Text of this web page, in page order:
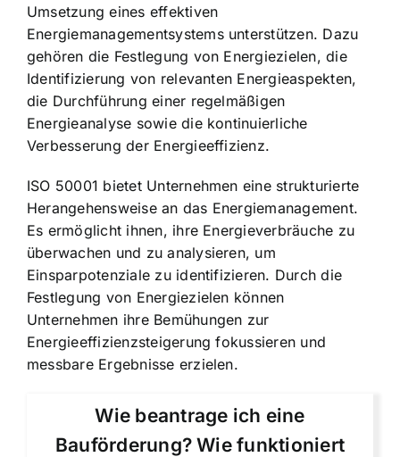
Umsetzung eines effektiven
Energiemanagementsystems unterstützen. Dazu
gehören die Festlegung von Energiezielen, die
Identifizierung von relevanten Energieaspekten,
die Durchführung einer regelmäßigen
Energieanalyse sowie die kontinuierliche
Verbesserung der Energieeffizienz.
ISO 50001 bietet Unternehmen eine strukturierte
Herangehensweise an das Energiemanagement.
Es ermöglicht ihnen, ihre Energieverbräuche zu
überwachen und zu analysieren, um
Einsparpotenziale zu identifizieren. Durch die
Festlegung von Energiezielen können
Unternehmen ihre Bemühungen zur
Energieeffizienzsteigerung fokussieren und
messbare Ergebnisse erzielen.
Wie beantrage ich eine
Bauförderung? Wie funktioniert